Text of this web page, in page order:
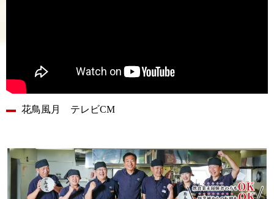
花鳥風月 テレビCM